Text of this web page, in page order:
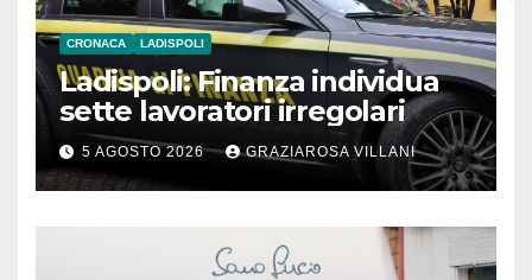
CRONACA LADISPOLI
Ladispoli: Finanza individua
sette lavoratori irregolari
5 AGOSTO 2026 GRAZIAROSA VILLANI